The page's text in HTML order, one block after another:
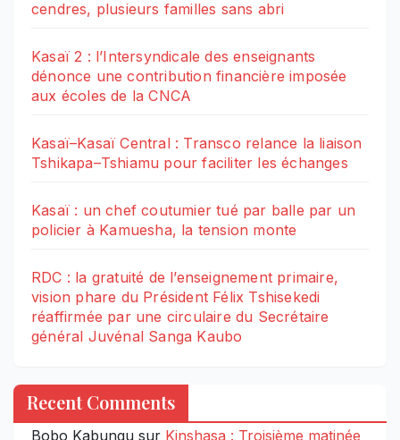
cendres, plusieurs familles sans abri
Kasaï 2 : l’Intersyndicale des enseignants
dénonce une contribution financière imposée
aux écoles de la CNCA
Kasaï–Kasaï Central : Transco relance la liaison
Tshikapa–Tshiamu pour faciliter les échanges
Kasaï : un chef coutumier tué par balle par un
policier à Kamuesha, la tension monte
RDC : la gratuité de l’enseignement primaire,
vision phare du Président Félix Tshisekedi
réaffirmée par une circulaire du Secrétaire
général Juvénal Sanga Kaubo
Recent Comments
Bobo Kabungu sur Kinshasa : Troisième matinée